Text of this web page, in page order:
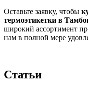
Оставьте заявку, чтобы
термоэтикетки в
широкий ассортимент
нам в полной мере
Статьи